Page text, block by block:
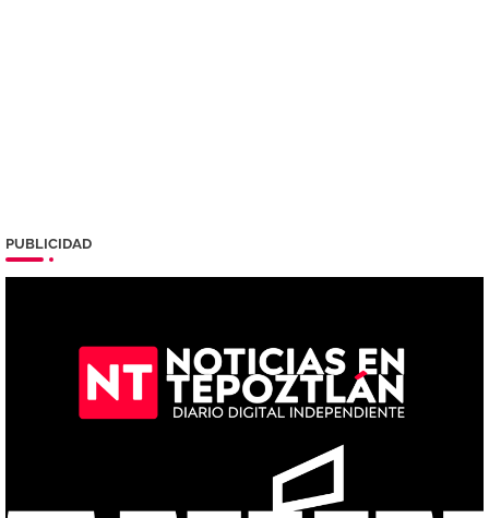
PUBLICIDAD